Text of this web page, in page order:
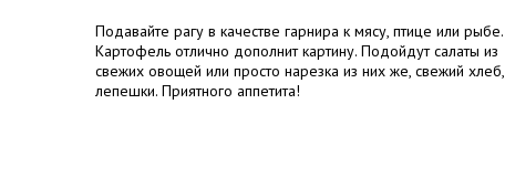
Подавайте рагу в качестве гарнира к мясу, птице или рыбе.
Картофель отлично дополнит картину. Подойдут салаты из
свежих овощей или просто нарезка из них же, свежий хлеб,
лепешки. Приятного аппетита!